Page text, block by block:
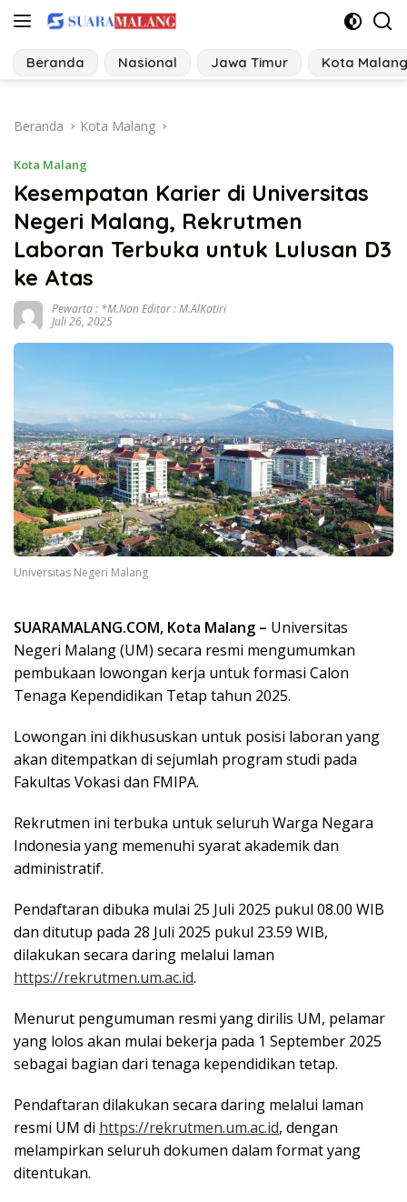
Langsung
konten
Beranda Nasional Jawa Timur Kota Malang
Beranda Kota Malang
Kota Malang
Kesempatan Karier di Universitas
Negeri Malang, Rekrutmen
Laboran Terbuka untuk Lulusan D3
ke Atas
Pewarta : *M.Nan Editor : M.AlKatiri
Juli 26, 2025
Universitas Negeri Malang
SUARAMALANG.COM, Kota Malang – Universitas
Negeri Malang (UM) secara resmi mengumumkan
pembukaan lowongan kerja untuk formasi Calon
Tenaga Kependidikan Tetap tahun 2025.
Lowongan ini dikhususkan untuk posisi laboran yang
akan ditempatkan di sejumlah program studi pada
Fakultas Vokasi dan FMIPA.
Rekrutmen ini terbuka untuk seluruh Warga Negara
Indonesia yang memenuhi syarat akademik dan
administratif.
Pendaftaran dibuka mulai 25 Juli 2025 pukul 08.00 WIB
dan ditutup pada 28 Juli 2025 pukul 23.59 WIB,
dilakukan secara daring melalui laman
https://rekrutmen.um.ac.id.
Menurut pengumuman resmi yang dirilis UM, pelamar
yang lolos akan mulai bekerja pada 1 September 2025
sebagai bagian dari tenaga kependidikan tetap.
Pendaftaran dilakukan secara daring melalui laman
resmi UM di https://rekrutmen.um.ac.id, dengan
melampirkan seluruh dokumen dalam format yang
ditentukan.